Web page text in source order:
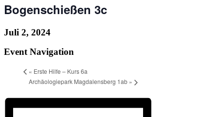
Bogenschießen 3c
Juli 2, 2024
Event Navigation
« Erste Hilfe – Kurs 6a
Archäologiepark Magdalensberg 1ab »